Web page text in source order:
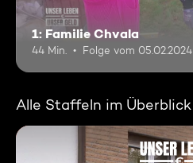
1: Familie Chvala
44 Min. Folge vom 05.02.2024
Alle Staffeln im Überblick